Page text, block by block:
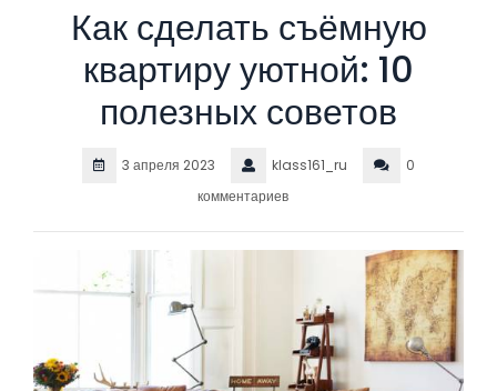
Как сделать съёмную
квартиру уютной: 10
полезных советов
3 апреля 2023 klass161_ru
0
комментариев